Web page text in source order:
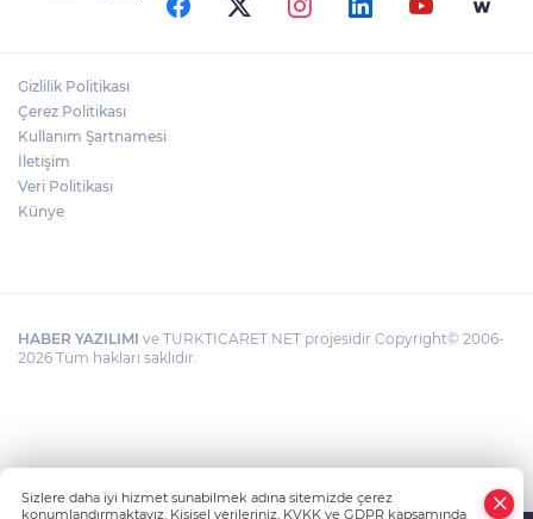
Gizlilik Politikası
Çerez Politikası
Kullanım Şartnamesi
İletişim
Veri Politikası
Künye
HABER YAZILIMI ve TURKTICARET.NET projesidir Copyright© 2006-
2026 Tüm hakları saklıdır.
Sizlere daha iyi hizmet sunabilmek adına sitemizde çerez
konumlandırmaktayız. Kişisel verileriniz, KVKK ve GDPR kapsamında